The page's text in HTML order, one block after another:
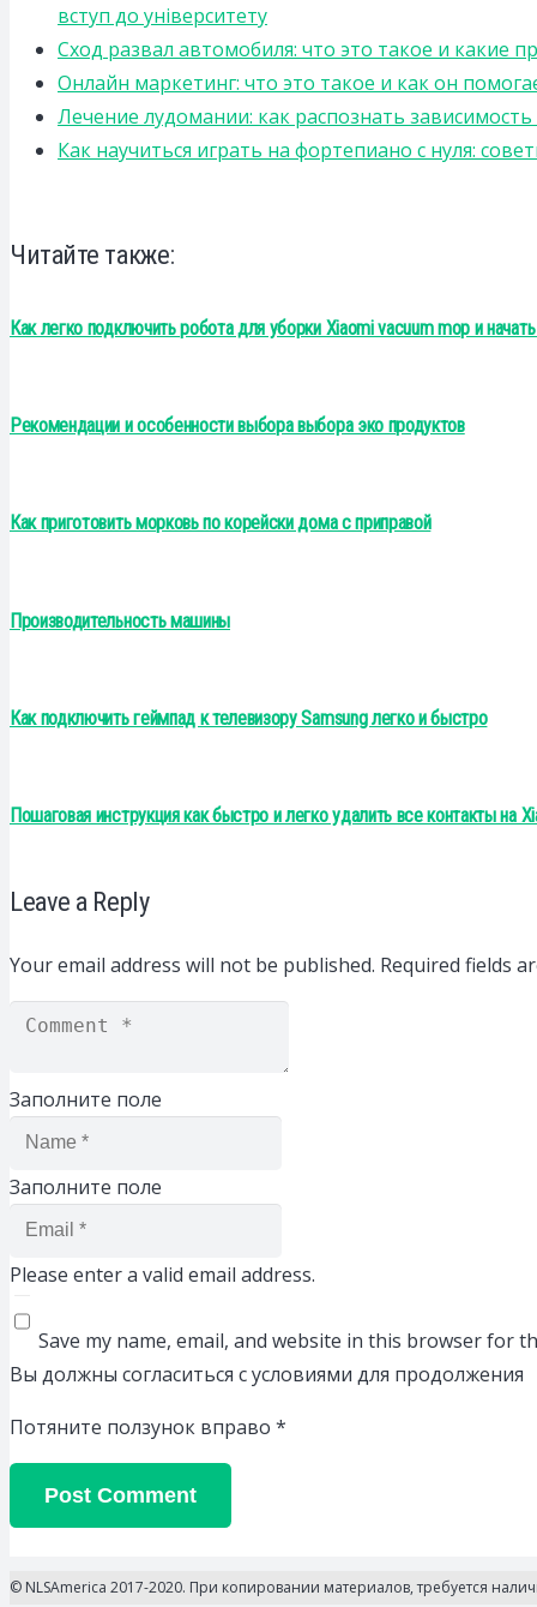
вступ до університету
Сход развал автомобиля: что это такое и какие
Онлайн маркетинг: что это такое и как он
Лечение лудомании: как распознать
Как научиться играть на фортепиано с нуля:
Читайте также:
Как легко подключить робота для уборки Xiaomi vacuum mop и
Рекомендации и особенности выбора выбора эко продуктов
Как приготовить морковь по корейски дома с приправой
Производительность машины
Как подключить геймпад к телевизору Samsung легко и быстро
Пошаговая инструкция как быстро и легко удалить все контакты на
Leave a Reply
Your email address will not be published. Required fields
Заполните поле
Заполните поле
Please enter a valid email address.
Save my name, email, and website in this browser for
Вы должны согласиться с условиями для продолжения
Потяните ползунок вправо *
Post Comment
© NLSAmerica 2017-2020. При копировании материалов, требуется